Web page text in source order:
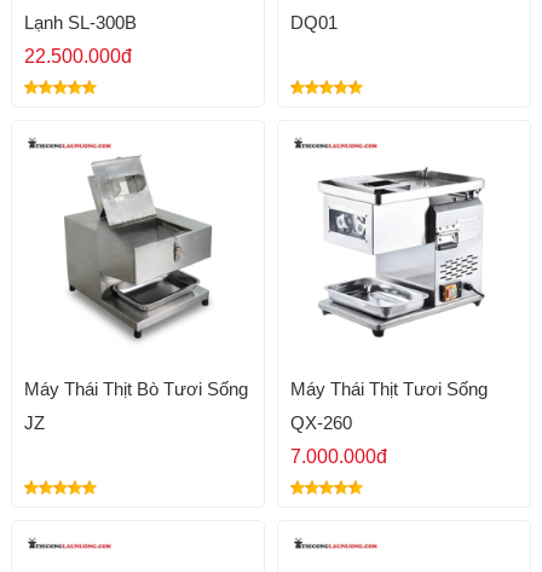
Lạnh SL-300B
22.500.000đ
DQ01
Máy Thái Thịt Bò Tươi Sống
JZ
Máy Thái Thịt Tươi Sống
QX-260
7.000.000đ